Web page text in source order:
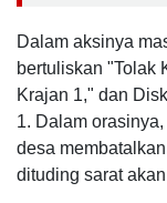
Dalam aksinya
bertuliskan "Tolak
Krajan 1," dan
1. Dalam
desa
dituding sarat